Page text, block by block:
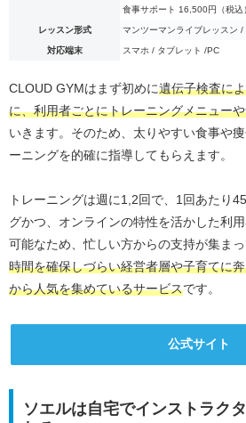
食事サポート 16,500円（税込
レッスン形式 マンツーマンライブレッスン /
対応端末 スマホ / タブレット /PC
CLOUD GYMはまず初めに遺伝子検査に
に、利用者ごとにトレーニングメニュー
いきます。そのため、太りやすい食事や
ーニングを的確に指導してもらえます。
トレーニングは週に1,2回で、1回あたり
グかつ、オンラインの特性を活かした利
可能なため、忙しい方からの支持が集ま
時間を確保しづらい経営者層や子育てに
から人気を集めているサービスです。
公式サイト
ソエルは自宅でインストラク